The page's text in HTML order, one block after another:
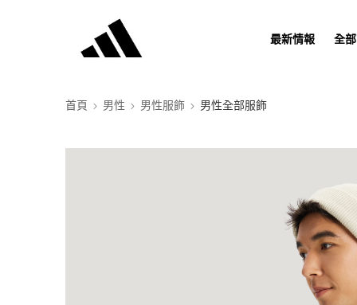
最新情報 全
首頁 男性 男性服飾 男性全部服飾